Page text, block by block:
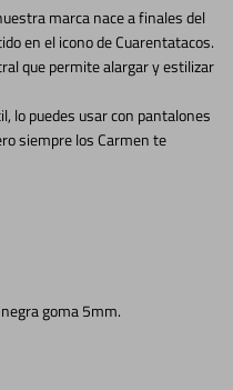
marca nace a finales del
en el icono de Cuarentatacos.
que permite alargar y estilizar
lo puedes usar con pantalones
siempre los Carmen te
goma 5mm.